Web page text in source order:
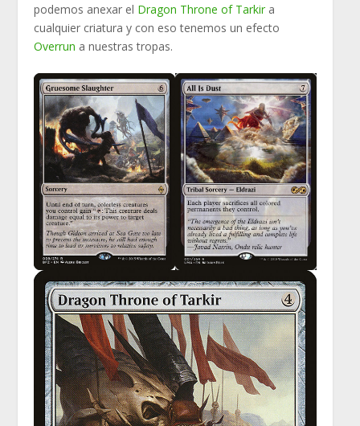
podemos anexar el Dragon Throne of Tarkir a
cualquier criatura y con eso tenemos un efecto
Overrun a nuestras tropas.